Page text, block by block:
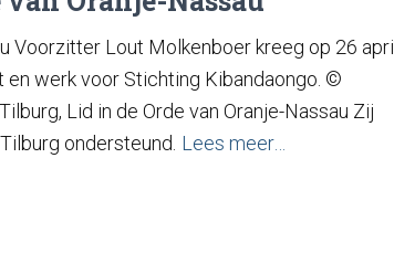
Voorzitter Lout Molkenboer kreeg op 26 april
en werk voor Stichting Kibandaongo. ©
Lid in de Orde van Oranje-Nassau Zij
ondersteund. Lees meer…